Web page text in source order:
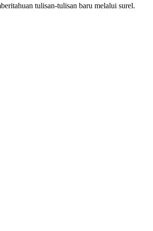
tulisan-tulisan baru melalui surel.